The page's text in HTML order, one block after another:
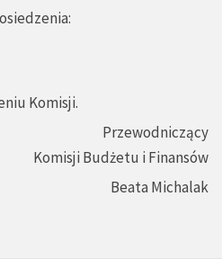
Komisji.
Przewodniczący
Komisji Budżetu i Finansów
Beata Michalak